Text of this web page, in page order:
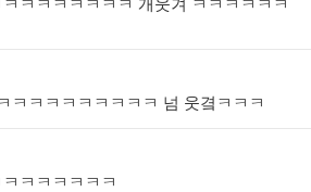
ㅋㅋㅋㅋㅋㅋㅋㅋㅋ 넘 웃곀ㅋㅋㅋ
ㅋㅋㅋㅋㅋㅋ